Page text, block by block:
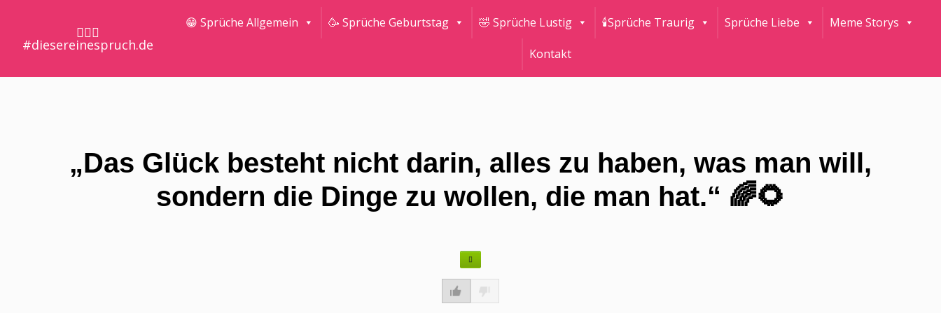
🤷🏼‍♀️
#diesereinespruch.de
😁 Sprüche Allgemein 🥳 Sprüche Geburtstag 🤣 Sprüche Lustig 🕯Sprüche Traurig Sprüche Liebe Meme Storys
Kontakt
„Das Glück besteht nicht darin, alles zu haben, was man will,
sondern die Dinge zu wollen, die man hat.“ 🌈🌻